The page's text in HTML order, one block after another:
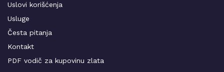
Uslovi korišćenja
Usluge
Česta pitanja
Kontakt
PDF vodič za kupovinu zlata